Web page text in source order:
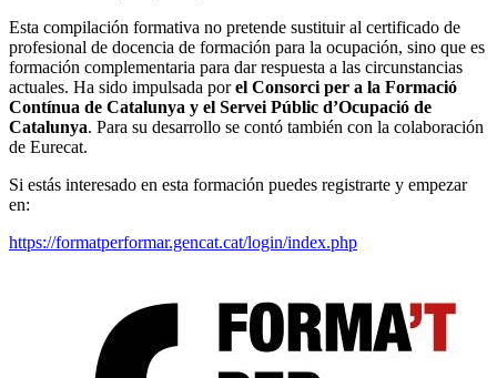
Esta compilación formativa no pretende sustituir al certificado de
profesional de docencia de formación para la ocupación, sino que es
formación complementaria para dar respuesta a las circunstancias
actuales. Ha sido impulsada porel Consorci per a la Formació
Contínua de Catalunya y el Servei Públic d’Ocupació de
Catalunya. Para su desarrollo se contó también con la colaboración
de Eurecat.
Si estás interesado en esta formación puedes registrarte y empezar
en:
https://formatperformar.gencat.cat/login/index.php